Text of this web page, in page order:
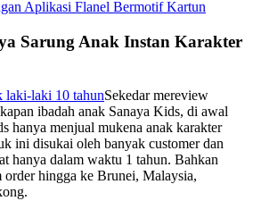
Aplikasi Flanel Bermotif Kartun
Sarung Anak Instan Karakter
Sekedar mereview
ibadah anak Sanaya Kids, di awal
hanya menjual mukena anak karakter
ini disukai oleh banyak customer dan
hanya dalam waktu 1 tahun. Bahkan
order hingga ke Brunei, Malaysia,